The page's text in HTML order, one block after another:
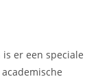
er een speciale